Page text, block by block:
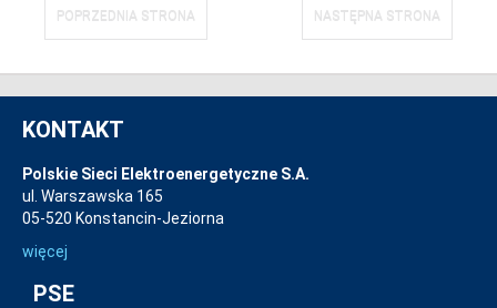
POPRZEDNIA STRONA NASTĘPNA STRONA
KONTAKT
Polskie Sieci Elektroenergetyczne S.A.
ul. Warszawska 165
05-520 Konstancin-Jeziorna
więcej
PSE